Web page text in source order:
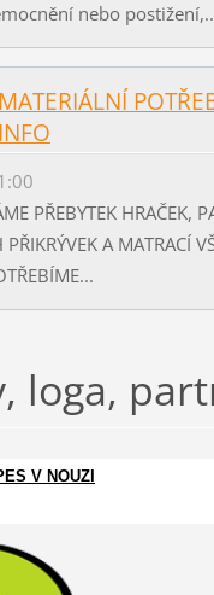
nebo
PŘEBYTEK HRAČEK,
PŘIKRÝVEK A MATRACÍ
loga,
V NOUZI